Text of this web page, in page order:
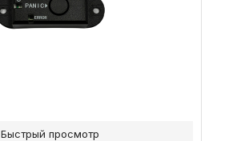
Быстрый просмотр